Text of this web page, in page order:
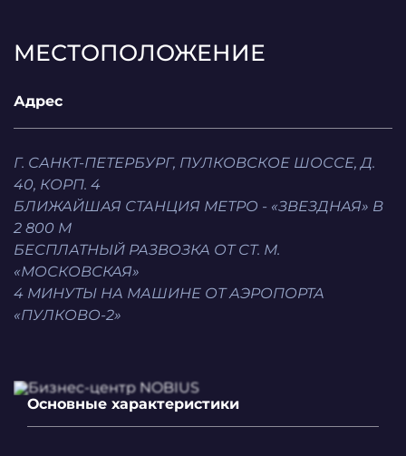
МЕСТОПОЛОЖЕНИЕ
Адрес
Г. САНКТ-ПЕТЕРБУРГ, ПУЛКОВСКОЕ ШОССЕ, Д.
40, КОРП. 4
БЛИЖАЙШАЯ СТАНЦИЯ МЕТРО - «ЗВЕЗДНАЯ» В
2 800 М
БЕСПЛАТНЫЙ РАЗВОЗКА ОТ СТ. М.
«МОСКОВСКАЯ»
4 МИНУТЫ НА МАШИНЕ ОТ АЭРОПОРТА
«ПУЛКОВО-2»
Основные характеристики